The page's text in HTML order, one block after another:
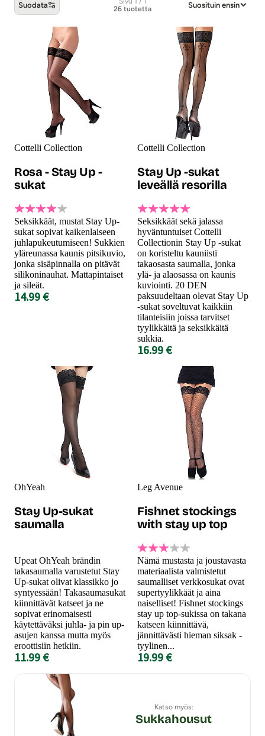
Suodata
26 tuotetta
Suosituin ensin
Stay Up -sukat -tuotteet
Cottelli Collection
Rosa - Stay Up -
sukat
Seksikkäät, mustat Stay Up-
sukat sopivat kaikenlaiseen
juhlapukeutumiseen! Sukkien
yläreunassa kaunis pitsikuvio,
jonka sisäpinnalla on pitävät
silikoninauhat. Mattapintaiset
ja sileät.
14.99 €
Cottelli Collection
Stay Up -sukat
leveällä resorilla
Seksikkäät sekä jalassa
hyväntuntuiset Cottelli
Collectionin Stay Up -sukat
on koristeltu kauniisti
takaosasta saumalla, jonka
ylä- ja alaosassa on kaunis
kuviointi. 20 DEN
paksuudeltaan olevat Stay Up
-sukat soveltuvat kaikkiin
tilanteisiin joissa tarvitset
tyylikkäitä ja seksikkäitä
sukkia.
16.99 €
OhYeah
Stay Up-sukat
saumalla
Upeat OhYeah brändin
takasaumalla varustetut Stay
Up-sukat olivat klassikko jo
syntyessään! Takasaumasukat
kiinnittävät katseet ja ne
sopivat erinomaisesti
käytettäväksi juhla- ja pin up-
asujen kanssa mutta myös
eroottisiin hetkiin.
11.99 €
Leg Avenue
Fishnet stockings
with stay up top
Nämä mustasta ja joustavasta
materiaalista valmistetut
saumalliset verkkosukat ovat
supertyylikkäät ja aina
naiselliset! Fishnet stockings
stay up top-sukissa on takana
katseen kiinnittävä,
jännittävästi hieman siksak -
tyylinen...
19.99 €
Katso myös:
Sukkahousut